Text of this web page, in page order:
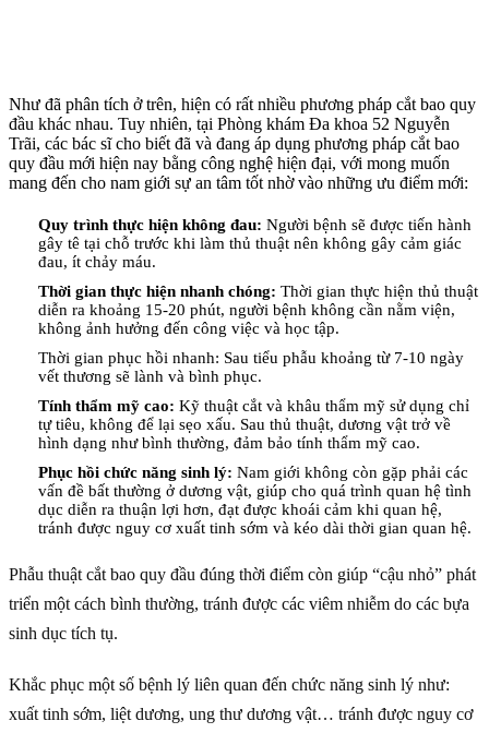
Như đã phân tích ở trên, hiện có rất nhiều phương pháp cắt bao quy
đầu khác nhau. Tuy nhiên, tại Phòng khám Đa khoa 52 Nguyễn
Trãi, các bác sĩ cho biết đã và đang áp dụng phương pháp cắt bao
quy đầu mới hiện nay bằng công nghệ hiện đại, với mong muốn
mang đến cho nam giới sự an tâm tốt nhờ vào những ưu điểm mới:
Quy trình thực hiện không đau: Người bệnh sẽ được tiến hành
gây tê tại chỗ trước khi làm thủ thuật nên không gây cảm giác
đau, ít chảy máu.
Thời gian thực hiện nhanh chóng: Thời gian thực hiện thủ thuật
diễn ra khoảng 15-20 phút, người bệnh không cần nằm viện,
không ảnh hưởng đến công việc và học tập.
Thời gian phục hồi nhanh: Sau tiểu phẫu khoảng từ 7-10 ngày
vết thương sẽ lành và bình phục.
Tính thẩm mỹ cao: Kỹ thuật cắt và khâu thẩm mỹ sử dụng chỉ
tự tiêu, không để lại sẹo xấu. Sau thủ thuật, dương vật trở về
hình dạng như bình thường, đảm bảo tính thẩm mỹ cao.
Phục hồi chức năng sinh lý: Nam giới không còn gặp phải các
vấn đề bất thường ở dương vật, giúp cho quá trình quan hệ tình
dục diễn ra thuận lợi hơn, đạt được khoái cảm khi quan hệ,
tránh được nguy cơ xuất tinh sớm và kéo dài thời gian quan hệ.
Phẫu thuật cắt bao quy đầu đúng thời điểm còn giúp “cậu nhỏ” phát
triển một cách bình thường, tránh được các viêm nhiễm do các bựa
sinh dục tích tụ.
Khắc phục một số bệnh lý liên quan đến chức năng sinh lý như:
xuất tinh sớm, liệt dương, ung thư dương vật… tránh được nguy cơ